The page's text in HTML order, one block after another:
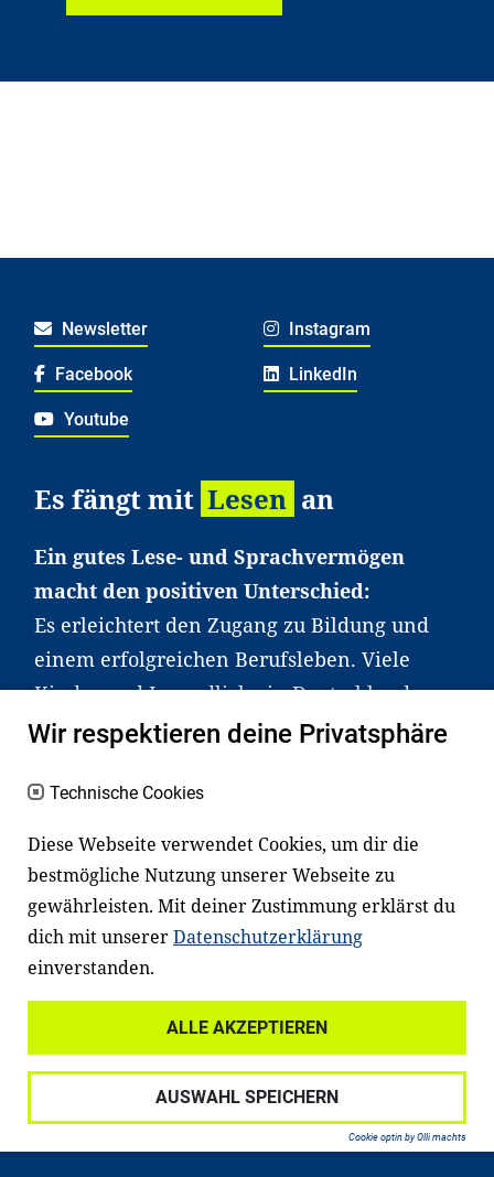
Newsletter Instagram
Facebook LinkedIn
Youtube
Es fängt mit Lesen an
Ein gutes Lese- und Sprachvermögen
macht den positiven Unterschied:
Es erleichtert den Zugang zu Bildung und
einem erfolgreichen Berufsleben. Viele
Kinder und Jugendliche in Deutschland
haben aber große Schwierigkeiten dabei.
an Familien sowie an Erzieher*innen,
Lehrer*innen und andere
Fachexpert*innen. Dafür arbeiten wir eng
mit Ministerien, wissenschaftlichen
Einrichtungen, Verbänden, Unternehmen
und anderen Stiftungen zusammen.
Datenschutz
Haftungsausschluss
Impressum
Wir respektieren deine Privatsphäre
Technische Cookies
Diese Webseite verwendet Cookies, um dir die
bestmögliche Nutzung unserer Webseite zu
gewährleisten. Mit deiner Zustimmung erklärst du
dich mit unsererDatenschutzerklärung
einverstanden.
ALLE AKZEPTIEREN
AUSWAHL SPEICHERN
Cookie optin by Olli machts